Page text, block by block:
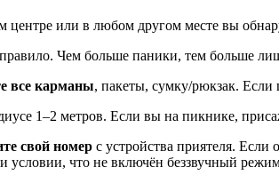
центре или в любом другом месте вы
Чем больше паники, тем больше
все карманы, пакеты, сумку/рюкзак. Если
1–2 метров. Если вы на пикнике,
свой номер с устройства приятеля.
условии, что не включён беззвучный